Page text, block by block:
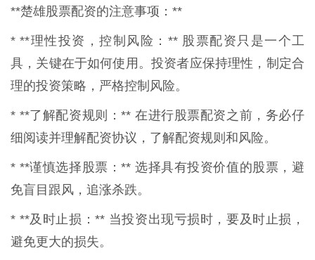
**楚雄股票配资的注意事项：**
* **理性投资，控制风险：** 股票配资只是一个工
具，关键在于如何使用。投资者应保持理性，制定合
理的投资策略，严格控制风险。
* **了解配资规则：** 在进行股票配资之前，务必仔
细阅读并理解配资协议，了解配资规则和风险。
* **谨慎选择股票：** 选择具有投资价值的股票，避
免盲目跟风，追涨杀跌。
* **及时止损：** 当投资出现亏损时，要及时止损，
避免更大的损失。